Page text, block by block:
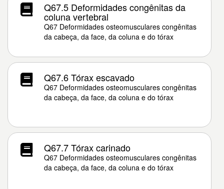
Q67.5 Deformidades congênitas da
coluna vertebral
Q67 Deformidades osteomusculares congênitas
da cabeça, da face, da coluna e do tórax
Q67.6 Tórax escavado
Q67 Deformidades osteomusculares congênitas
da cabeça, da face, da coluna e do tórax
Q67.7 Tórax carinado
Q67 Deformidades osteomusculares congênitas
da cabeça, da face, da coluna e do tórax